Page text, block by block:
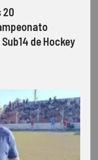
20
de Hockey